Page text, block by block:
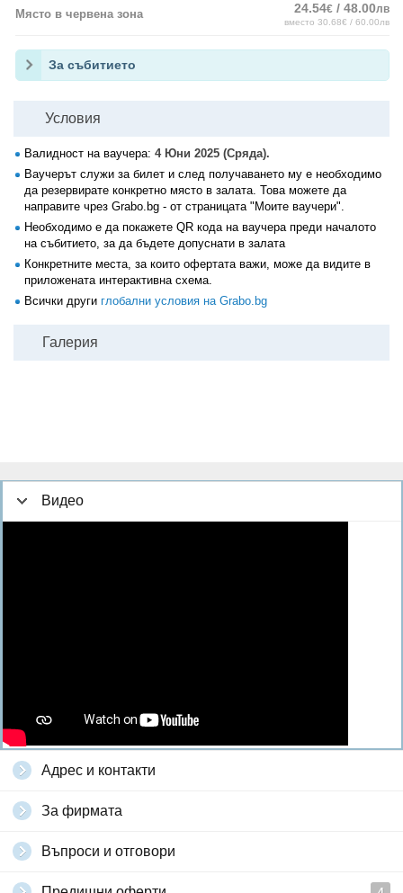
Място в червена зона 24.54€ / 48.00лв
вместо 30.68€ / 60.00лв
За събитието
Условия
Валидност на ваучера: 4 Юни 2025 (Сряда).
Ваучерът служи за билет и след получаването му е необходимо
да резервирате конкретно място в залата. Това можете да
направите чрез Grabo.bg - от страницата "Моите ваучери".
Необходимо е да покажете QR кода на ваучера преди началото
на събитието, за да бъдете допуснати в залата
Конкретните места, за които офертата важи, може да видите в
приложената интерактивна схема.
Всички други глобални условия на Grabo.bg
Галерия
Видео
Адрес и контакти
За фирмата
Въпроси и отговори